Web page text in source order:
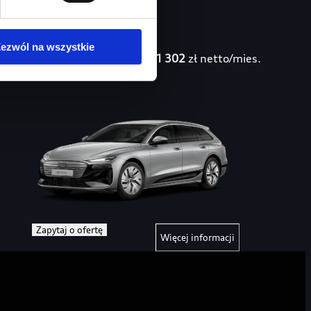
na wszystkie
Audi Perfect
Lease – A6
1 302 zł netto/mies.
Zapytaj o ofertę
Więcej informacji